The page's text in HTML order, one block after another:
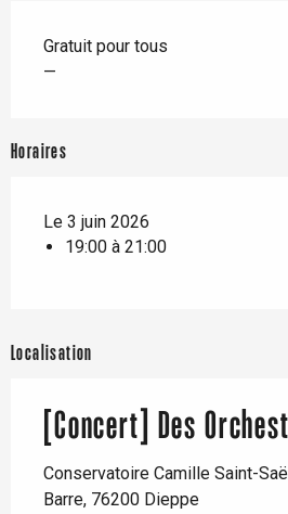
Gratuit pour tous
—
Horaires
Le 3 juin 2026
19:00 à 21:00
Localisation
[Concert] Des
Conservatoire Camille Saint-
Barre, 76200 Dieppe